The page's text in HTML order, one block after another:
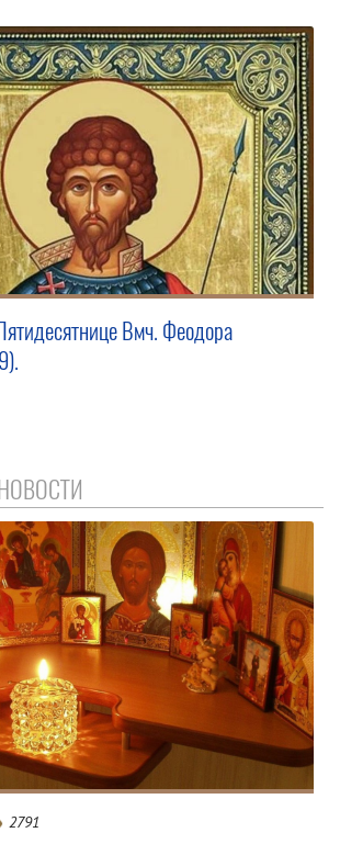
Вмч. Феодора
2791